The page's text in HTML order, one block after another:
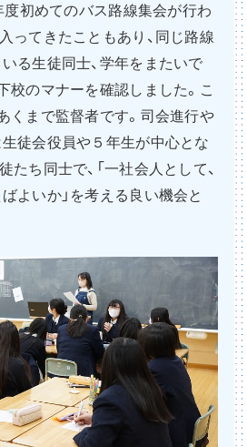
度初めてのバス路線集会が行わ
ってきたこともあり、同じ路線
る生徒同士、学年をまたいで
校のマナーを確認しました。こ
くまで監督者です。司会進行や
徒会役員や５年生が中心とな
たち同士で、「一社会人として、
よいか」を考える良い機会と